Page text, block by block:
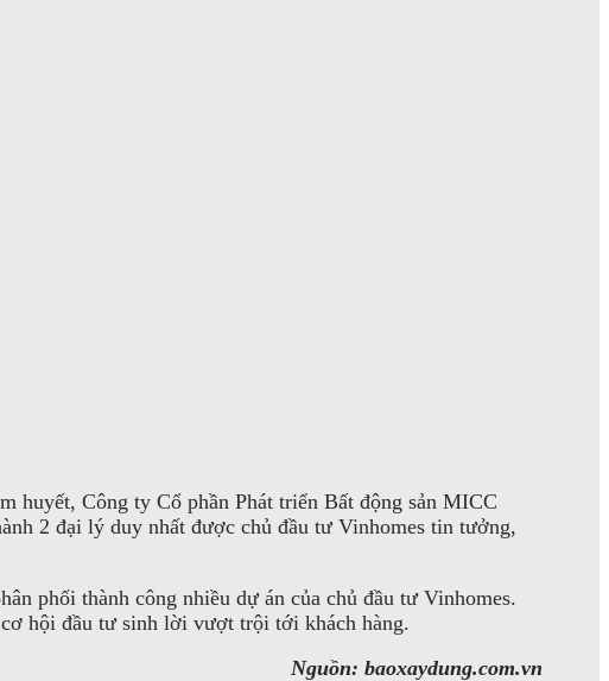
huyết, Công ty Cổ phần Phát triển Bất động sản MICC
2 đại lý duy nhất được chủ đầu tư Vinhomes tin tưởng,
phối thành công nhiều dự án của chủ đầu tư Vinhomes.
hội đầu tư sinh lời vượt trội tới khách hàng.
Nguồn: baoxaydung.com.vn